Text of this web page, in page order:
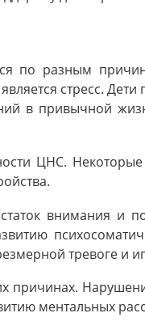
по разным
стресс.
в привычной
ЦНС.
внимания
тревоге и
причинах.
ментальных